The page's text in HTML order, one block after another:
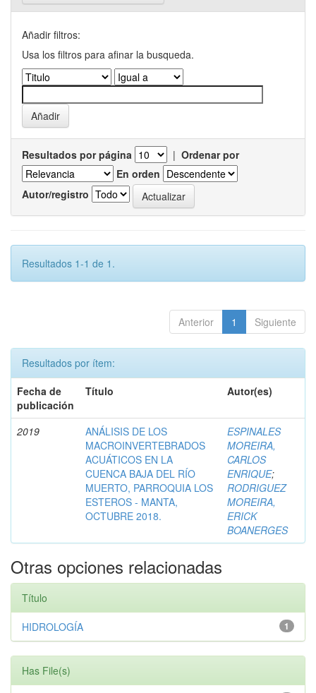
Añadir filtros:
Usa los filtros para afinar la busqueda.
Resultados por página | Ordenar por
En orden
Autor/registro
Resultados 1-1 de 1.
Anterior 1 Siguiente
Resultados por ítem:
Fecha de
publicación
Título Autor(es)
2019
ANÁLISIS DE LOS
MACROINVERTEBRADOS
ACUÁTICOS EN LA
CUENCA BAJA DEL RÍO
MUERTO, PARROQUIA LOS
ESTEROS - MANTA,
OCTUBRE 2018.
ESPINALES
MOREIRA,
CARLOS
ENRIQUE;
RODRIGUEZ
MOREIRA,
ERICK
BOANERGES
Otras opciones relacionadas
Título
1
HIDROLOGÍA
Has File(s)